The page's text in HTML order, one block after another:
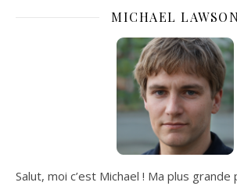
MICHAEL LAWSON
Salut, moi c’est Michael ! Ma plus grande